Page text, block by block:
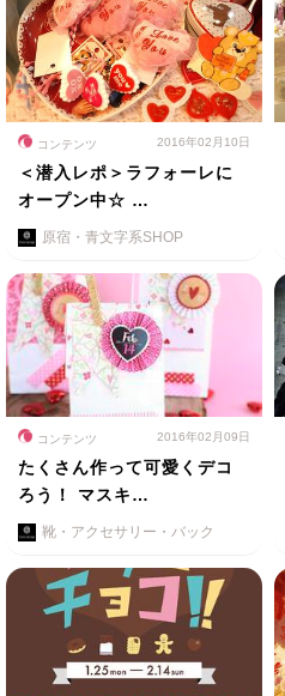
コンテンツ 2016年02月10日
＜潜入レポ＞ラフォーレに
オープン中☆ …
原宿・青文字系SHOP
コンテンツ 2016年02月09日
たくさん作って可愛くデコ
ろう！ マスキ…
靴・アクセサリー・バック